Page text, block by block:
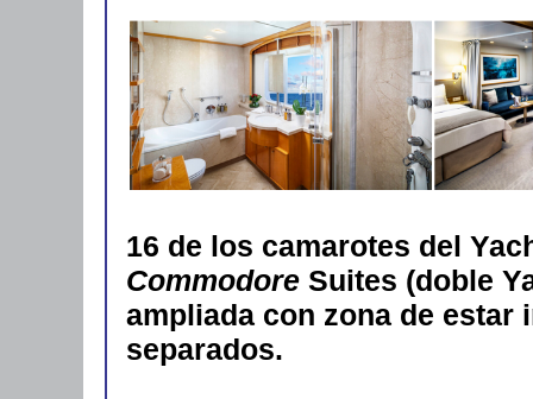
16 de los camarotes del
Commodore Suites (doble
ampliada con zona de estar
separados.